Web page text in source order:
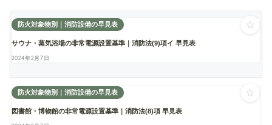
防火対象物別｜消防設備の早見表
サウナ・蒸気浴場の非常電源設置基準｜消防法(9)項イ 早見表
2024年2月7日
☆
防火対象物別｜消防設備の早見表
図書館・博物館の非常電源設置基準｜消防法(8)項 早見表
☆